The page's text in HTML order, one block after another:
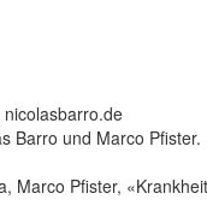
Barro und Marco Pfister.
Marco Pfister,